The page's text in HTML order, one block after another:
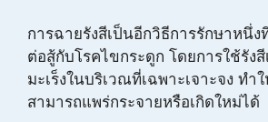
การฉายรังสีเป็นอีกวิธีการรักษาหนึ่ง
ต่อสู้กับโรคไขกระดูก โดยการใช้รัง
มะเร็งในบริเวณที่เฉพาะเจาะจง ทำใ
สามารถแพร่กระจายหรือเกิดใหม่ได้